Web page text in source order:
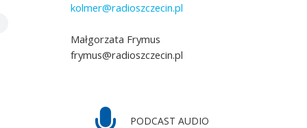
kolmer@radioszczecin.pl
Małgorzata Frymus
frymus@radioszczecin.pl
PODCAST AUDIO